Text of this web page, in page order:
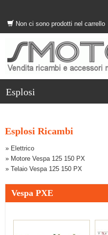
Non ci sono prodotti nel carrello
Esplosi
Esplosi Ricambi
» Elettrico
» Motore Vespa 125 150 PX
» Telaio Vespa 125 150 PX
Vespa PXE